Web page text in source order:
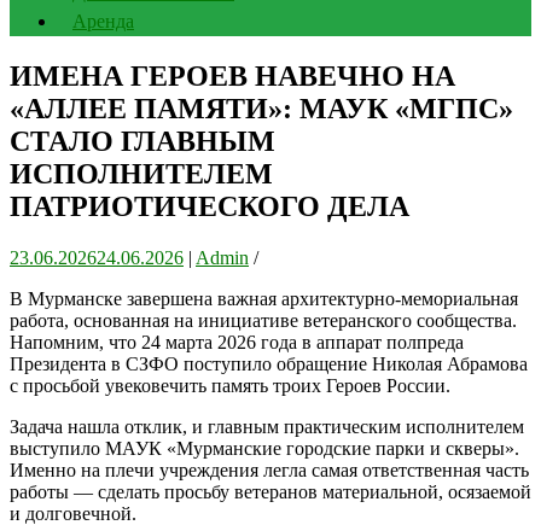
Аренда
ИМЕНА ГЕРОЕВ НАВЕЧНО НА
«АЛЛЕЕ ПАМЯТИ»: МАУК «МГПС»
СТАЛО ГЛАВНЫМ
ИСПОЛНИТЕЛЕМ
ПАТРИОТИЧЕСКОГО ДЕЛА
23.06.202624.06.2026 | Admin /
В Мурманске завершена важная архитектурно-мемориальная
работа, основанная на инициативе ветеранского сообщества.
Напомним, что 24 марта 2026 года в аппарат полпреда
Президента в СЗФО поступило обращение Николая Абрамова
с просьбой увековечить память троих Героев России.
Задача нашла отклик, и главным практическим исполнителем
выступило МАУК «Мурманские городские парки и скверы».
Именно на плечи учреждения легла самая ответственная часть
работы — сделать просьбу ветеранов материальной, осязаемой
и долговечной.